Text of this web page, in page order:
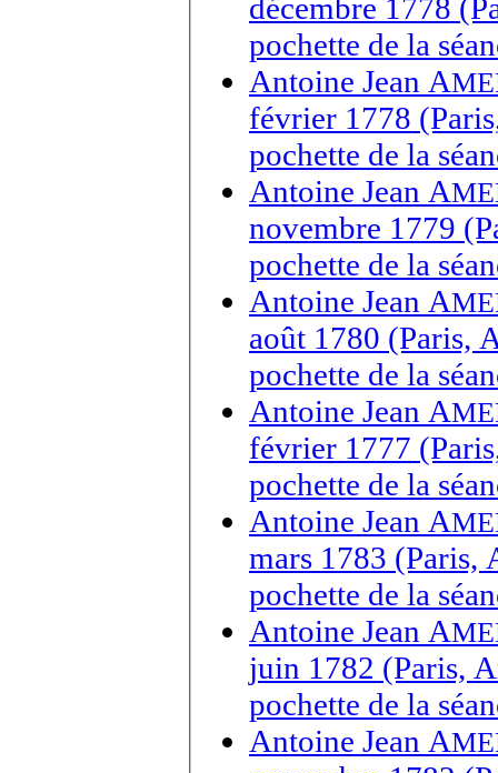
décembre 1778
pochette de la
Antoine Jean A
février 1778
pochette de la
Antoine Jean A
novembre 1779
pochette de la
Antoine Jean A
août 1780 (Paris,
pochette de la
Antoine Jean A
février 1777
pochette de la
Antoine Jean A
mars 1783 (Paris,
pochette de la
Antoine Jean A
juin 1782 (Paris,
pochette de la
Antoine Jean A